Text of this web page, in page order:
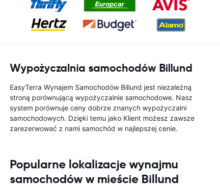
Wypożyczalnia samochodów Billund
EasyTerra Wynajem Samochodów Billund jest niezależną
stroną porównującą wypożyczalnie samochodowe. Nasz
system porównuje ceny dobrze znanych wypożyczalni
samochodowych. Dzięki temu jako Klient możesz zawsze
zarezerwować z nami samochód w najlepszej cenie.
Popularne lokalizacje wynajmu
samochodów w mieście Billund